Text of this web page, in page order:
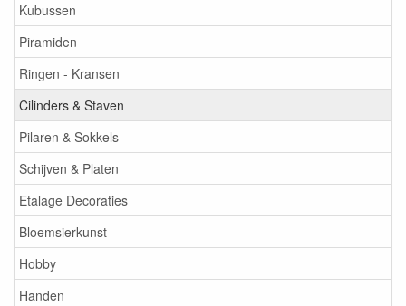
Kubussen
Piramiden
Ringen - Kransen
Cilinders & Staven
Pilaren & Sokkels
Schijven & Platen
Etalage Decoraties
Bloemsierkunst
Hobby
Handen